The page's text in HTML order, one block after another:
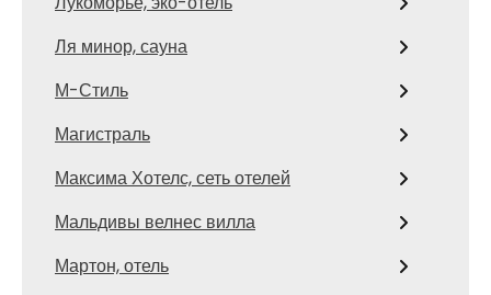
Ля минор, сауна
М-Стиль
Магистраль
Максима Хотелс, сеть отелей
Мальдивы велнес вилла
Мартон, отель